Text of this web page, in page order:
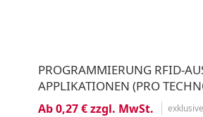
PROGRAMMIERUNG RFID-
APPLIKATIONEN (PRO
Ab 0,27 € zzgl. MwSt. exklusive